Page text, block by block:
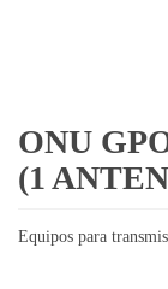
ONU
(1
Equipos para